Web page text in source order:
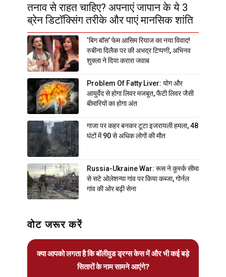
तनाव से राहत चाहिए? अपनाएं जापान के ये 3
ब्रेन डिटॉक्सिंग तरीके और पाएं मानसिक शांति
‘बिग बॉस’ फेम आसिम रियाज का नया विवाद!
रुबीना दिलैक पर की अभद्र टिप्पणी, अभिनव
शुक्ला ने दिया करारा जवाब
Problem Of Fatty Liver: योग और
आयुर्वेद से होगा लिवर मजबूत, फैटी लिवर जैसी
बीमारियों का होगा अंत
गाजा पर कहर बनकर टूटा इजरायली हमला, 48
घंटों में 90 से अधिक लोगों की मौत
Russia-Ukraine War: रूस ने कुर्स्क सीमा
से सटे ओलेशन्या गांव पर किया कब्जा, गोर्नल
गांव की ओर बढ़ी सेना
वोट जरूर करें
क्या आपको लगता है कि बॉलीवुड ड्रग्स केस में और भी कई बड़े
सितारों के नाम सामने आएंगे?